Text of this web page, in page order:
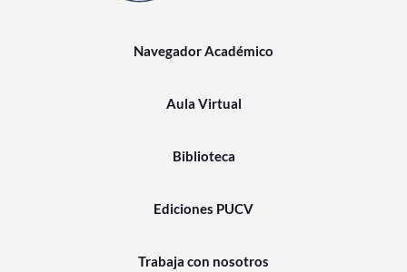
Navegador Académico
Aula Virtual
Biblioteca
Ediciones PUCV
Trabaja con nosotros